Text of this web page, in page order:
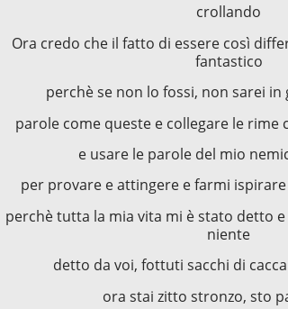
crollando
Ora credo che il fatto di essere così
fantastico
perchè se non lo fossi, non sarei
parole come queste e collegare le rime
e usare le parole del mio
per provare e attingere e farmi
perchè tutta la mia vita mi è stato detto
niente
detto da voi, fottuti sacchi di
ora stai zitto stronzo, sto